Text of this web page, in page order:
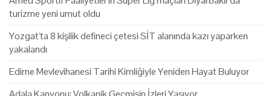
turizme yeni umut oldu
Yozgat'ta 8 kişilik defineci çetesi SİT alanında kazı yaparken
yakalandı
Edirne Mevlevihanesi Tarihi Kimliğiyle Yeniden Hayat Buluyor